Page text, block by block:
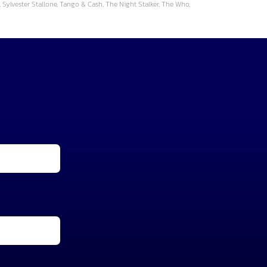
Stallone, Tango & Cash, The Night Stalker, The Who,